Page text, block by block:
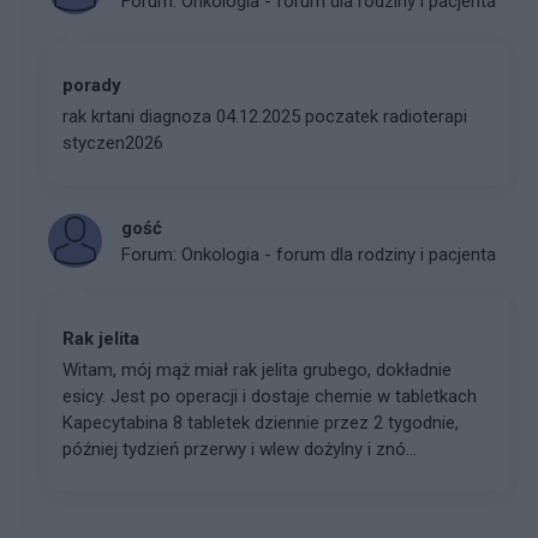
porady
rak krtani diagnoza 04.12.2025 poczatek radioterapi
styczen2026
gość
Forum: Onkologia - forum dla rodziny i pacjenta
Rak jelita
Witam, mój mąż miał rak jelita grubego, dokładnie
esicy. Jest po operacji i dostaje chemie w tabletkach
Kapecytabina 8 tabletek dziennie przez 2 tygodnie,
później tydzień przerwy i wlew dożylny i znó...